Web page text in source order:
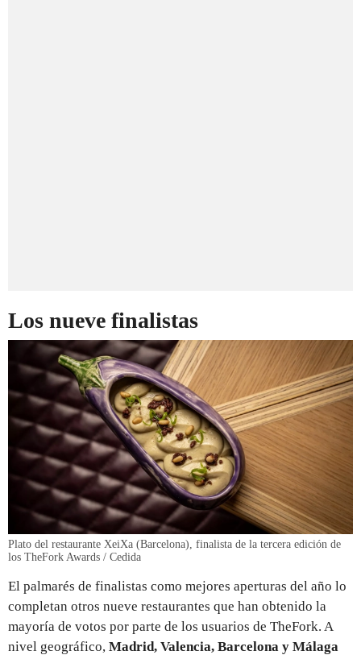
Los nueve finalistas
Plato del restaurante XeiXa (Barcelona), finalista de la tercera edición de
los TheFork Awards / Cedida
El palmarés de finalistas como mejores aperturas del año lo
completan otros nueve restaurantes que han obtenido la
mayoría de votos por parte de los usuarios de TheFork. A
nivel geográfico, Madrid, Valencia, Barcelona y Málaga